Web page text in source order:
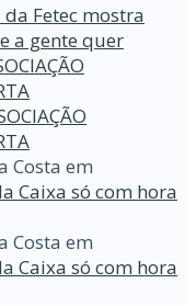
Fetec mostra
a gente quer
Costa em
Caixa só com hora
Costa em
Caixa só com hora